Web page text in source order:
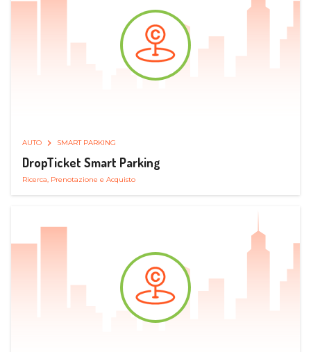
AUTO SMART PARKING
DropTicket Smart Parking
Ricerca, Prenotazione e Acquisto